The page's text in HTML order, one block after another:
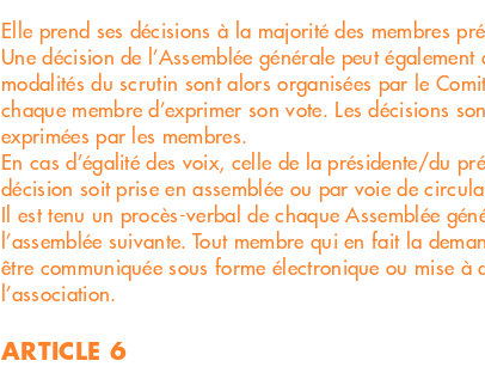
Elle prend ses décisions à la majorité des membres
Une décision de l’Assemblée générale peut
modalités du scrutin sont alors organisées par le
chaque membre d’exprimer son vote. Les décisions
exprimées par les membres.
En cas d’égalité des voix, celle de la présidente/du
décision soit prise en assemblée ou par voie de
Il est tenu un procès-verbal de chaque Assemblée
l’assemblée suivante. Tout membre qui en fait la
être communiquée sous forme électronique ou mise à
l’association.
ARTICLE 6